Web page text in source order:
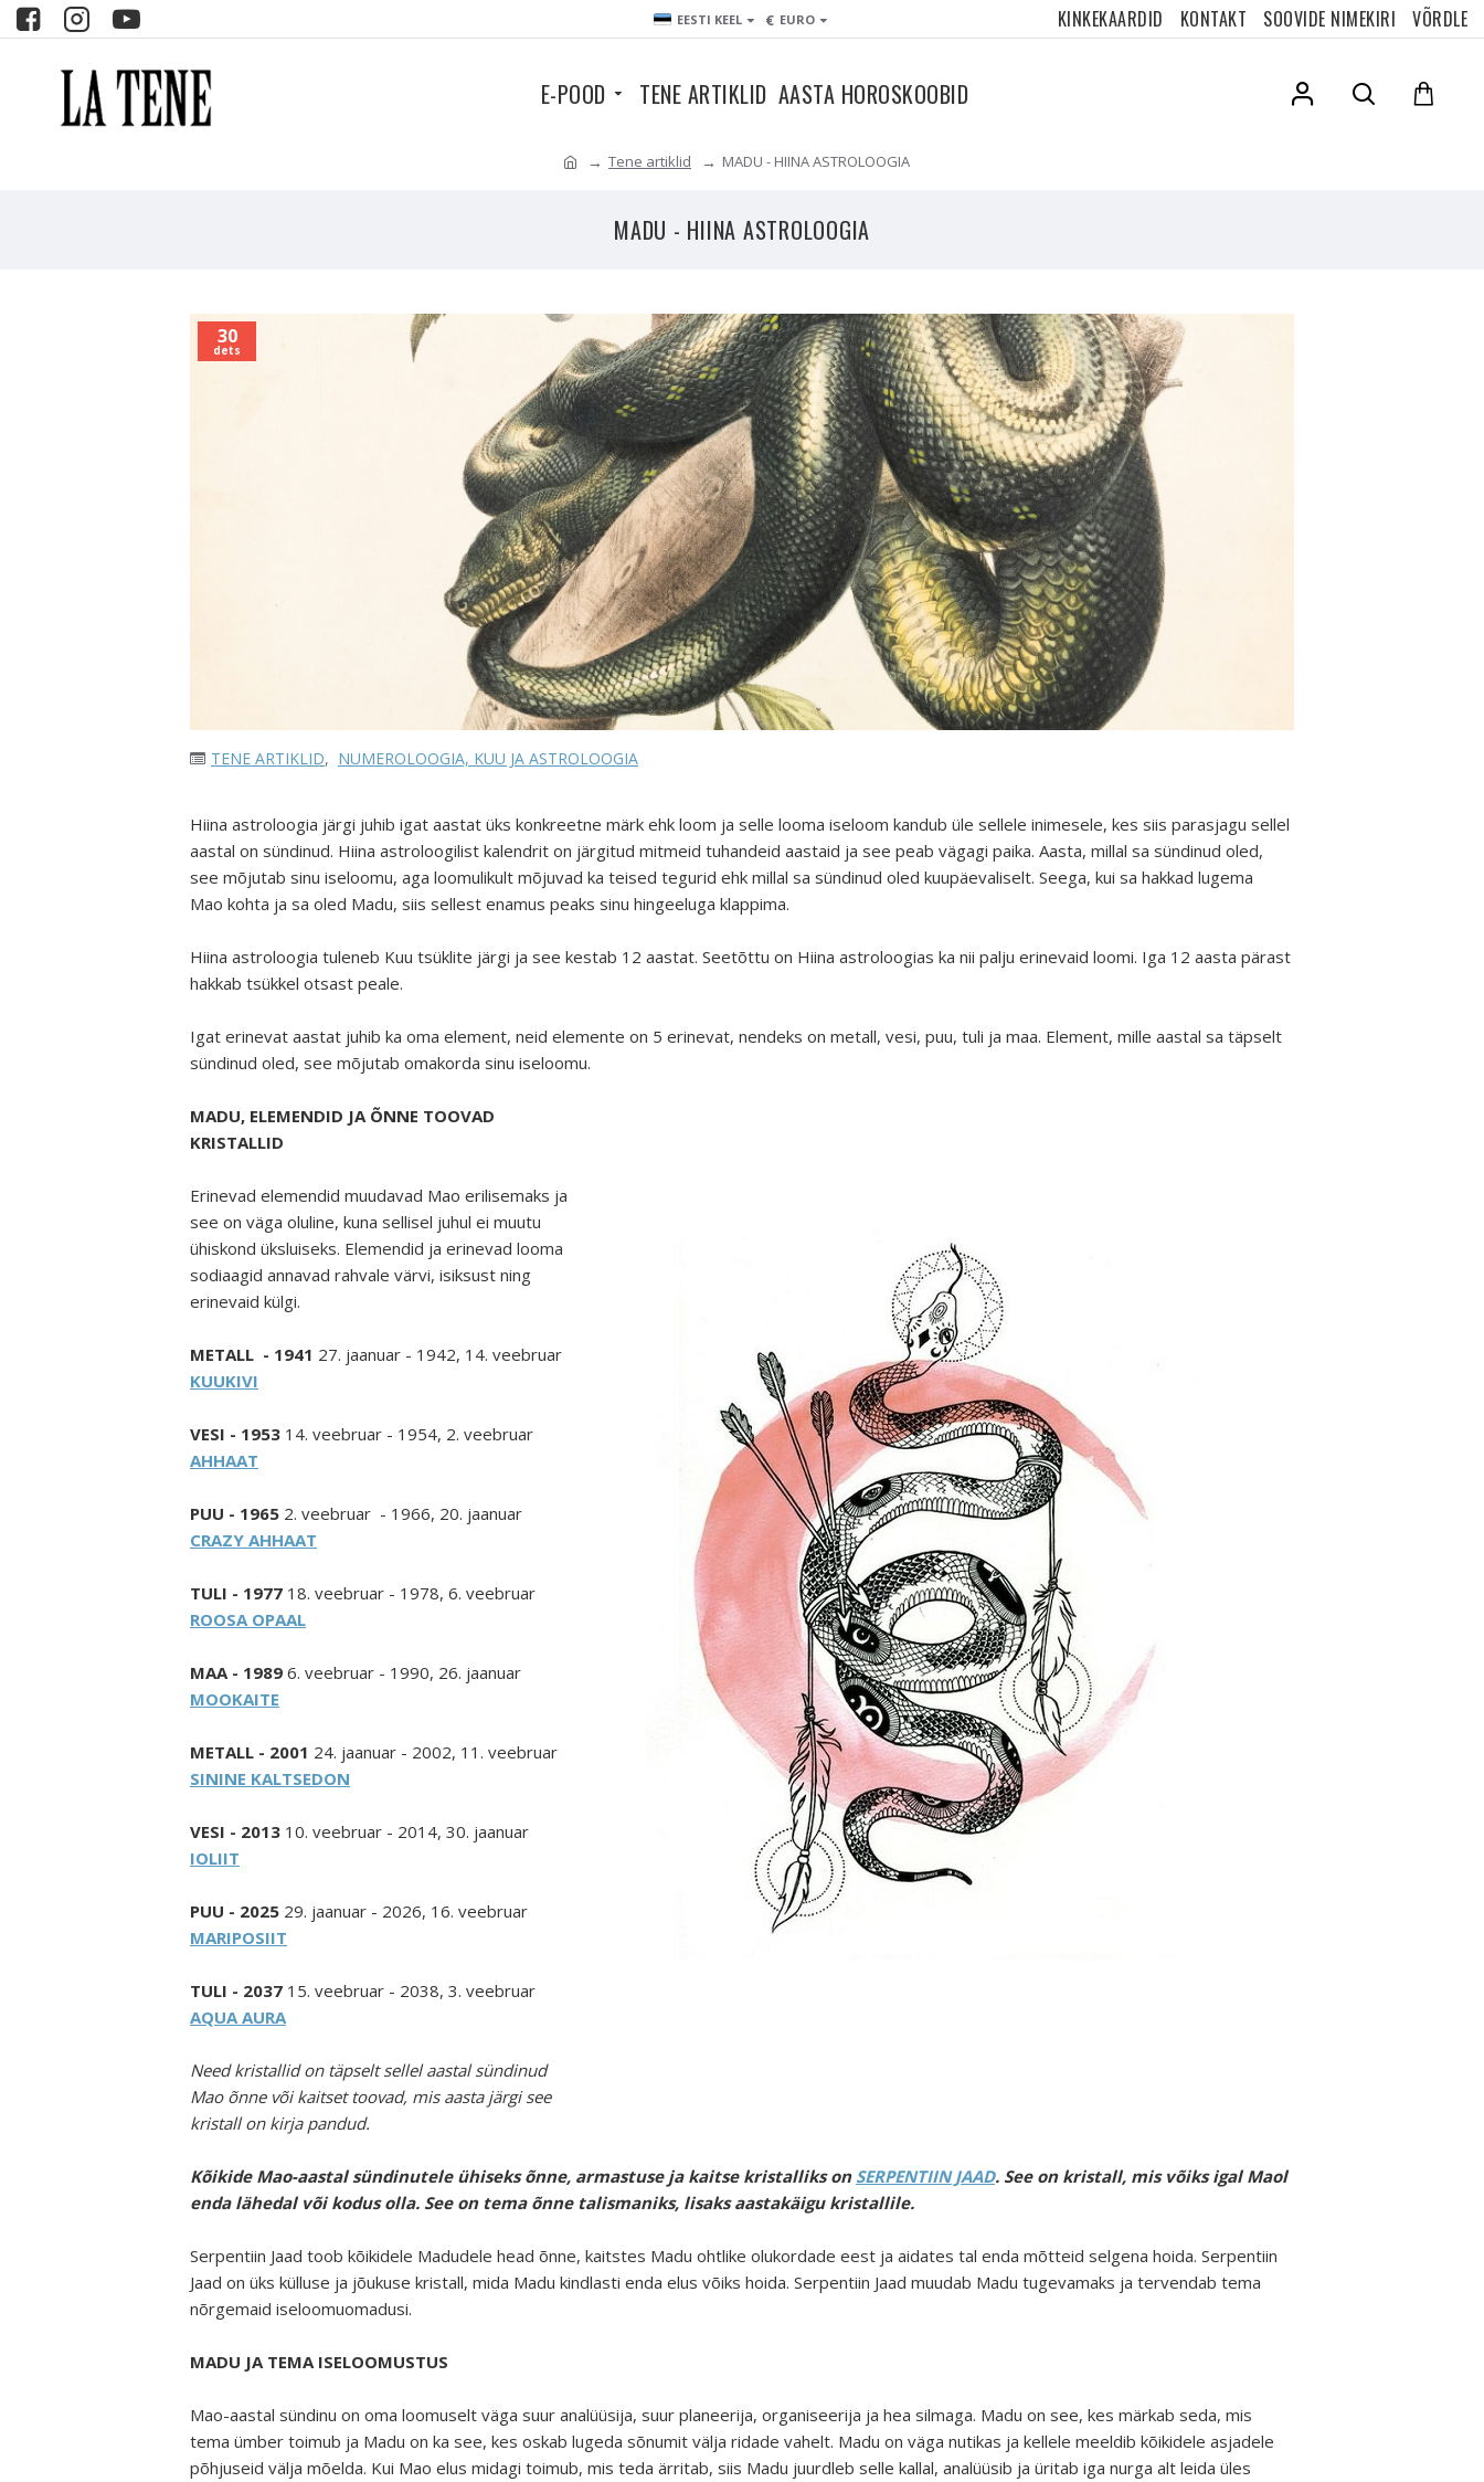
EESTI KEEL € EURO KINKEKAARDID KONTAKT SOOVIDE NIMEKIRI VÕRDLE
E-POOD TENE ARTIKLID AASTA HOROSKOOBID
Tene artiklid MADU - HIINA ASTROLOOGIA
MADU - HIINA ASTROLOOGIA
30
dets
TENE ARTIKLID, NUMEROLOOGIA, KUU JA ASTROLOOGIA
Hiina astroloogia järgi juhib igat aastat üks konkreetne märk ehk loom ja selle looma iseloom kandub üle sellele inimesele, kes siis parasjagu sellel
aastal on sündinud. Hiina astroloogilist kalendrit on järgitud mitmeid tuhandeid aastaid ja see peab vägagi paika. Aasta, millal sa sündinud oled,
see mõjutab sinu iseloomu, aga loomulikult mõjuvad ka teised tegurid ehk millal sa sündinud oled kuupäevaliselt. Seega, kui sa hakkad lugema
Mao kohta ja sa oled Madu, siis sellest enamus peaks sinu hingeeluga klappima.
Hiina astroloogia tuleneb Kuu tsüklite järgi ja see kestab 12 aastat. Seetõttu on Hiina astroloogias ka nii palju erinevaid loomi. Iga 12 aasta pärast
hakkab tsükkel otsast peale.
Igat erinevat aastat juhib ka oma element, neid elemente on 5 erinevat, nendeks on metall, vesi, puu, tuli ja maa. Element, mille aastal sa täpselt
sündinud oled, see mõjutab omakorda sinu iseloomu.
MADU, ELEMENDID JA ÕNNE TOOVAD
KRISTALLID
Erinevad elemendid muudavad Mao erilisemaks ja
see on väga oluline, kuna sellisel juhul ei muutu
ühiskond üksluiseks. Elemendid ja erinevad looma
sodiaagid annavad rahvale värvi, isiksust ning
erinevaid külgi.
METALL - 1941 27. jaanuar - 1942, 14. veebruar
KUUKIVI
VESI - 1953 14. veebruar - 1954, 2. veebruar
AHHAAT
PUU - 1965 2. veebruar - 1966, 20. jaanuar
CRAZY AHHAAT
TULI - 1977 18. veebruar - 1978, 6. veebruar
ROOSA OPAAL
MAA - 1989 6. veebruar - 1990, 26. jaanuar
MOOKAITE
METALL - 2001 24. jaanuar - 2002, 11. veebruar
SININE KALTSEDON
VESI - 2013 10. veebruar - 2014, 30. jaanuar
IOLIIT
PUU - 2025 29. jaanuar - 2026, 16. veebruar
MARIPOSIIT
TULI - 2037 15. veebruar - 2038, 3. veebruar
AQUA AURA
Need kristallid on täpselt sellel aastal sündinud
Mao õnne või kaitset toovad, mis aasta järgi see
kristall on kirja pandud.
Kõikide Mao-aastal sündinutele ühiseks õnne, armastuse ja kaitse kristalliks on SERPENTIIN JAAD. See on kristall, mis võiks igal Maol
enda lähedal või kodus olla. See on tema õnne talismaniks, lisaks aastakäigu kristallile.
Serpentiin Jaad toob kõikidele Madudele head õnne, kaitstes Madu ohtlike olukordade eest ja aidates tal enda mõtteid selgena hoida. Serpentiin
Jaad on üks külluse ja jõukuse kristall, mida Madu kindlasti enda elus võiks hoida. Serpentiin Jaad muudab Madu tugevamaks ja tervendab tema
nõrgemaid iseloomuomadusi.
MADU JA TEMA ISELOOMUSTUS
Mao-aastal sündinu on oma loomuselt väga suur analüüsija, suur planeerija, organiseerija ja hea silmaga. Madu on see, kes märkab seda, mis
tema ümber toimub ja Madu on ka see, kes oskab lugeda sõnumit välja ridade vahelt. Madu on väga nutikas ja kellele meeldib kõikidele asjadele
põhjuseid välja mõelda. Kui Mao elus midagi toimub, mis teda ärritab, siis Madu juurdleb selle kallal, analüüsib ja üritab iga nurga alt leida üles